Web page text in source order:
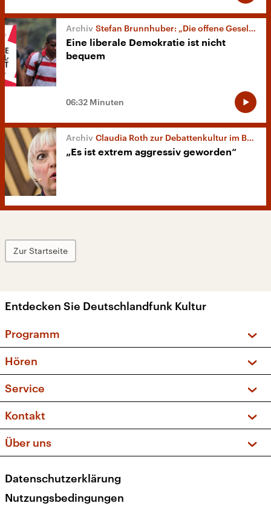
Stefan Brunnhuber: „Die offene Gesellschaft“
Eine liberale Demokratie ist nicht
bequem
06:32 Minuten
Claudia Roth zur Debattenkultur im Bundestag
„Es ist extrem aggressiv geworden“
Zur Startseite
Entdecken Sie Deutschlandfunk Kultur
Programm
Sendungen und Podcasts
Musikliste
Kakadu – Das Kinderprogramm
Hören
Frequenzen (UKW + DAB+)
Service
FAQ
Apps
Newsletter
Veranstaltungen
Kontakt
Social Media
Über uns
Presse
Datenschutzerklärung
Nutzungsbedingungen